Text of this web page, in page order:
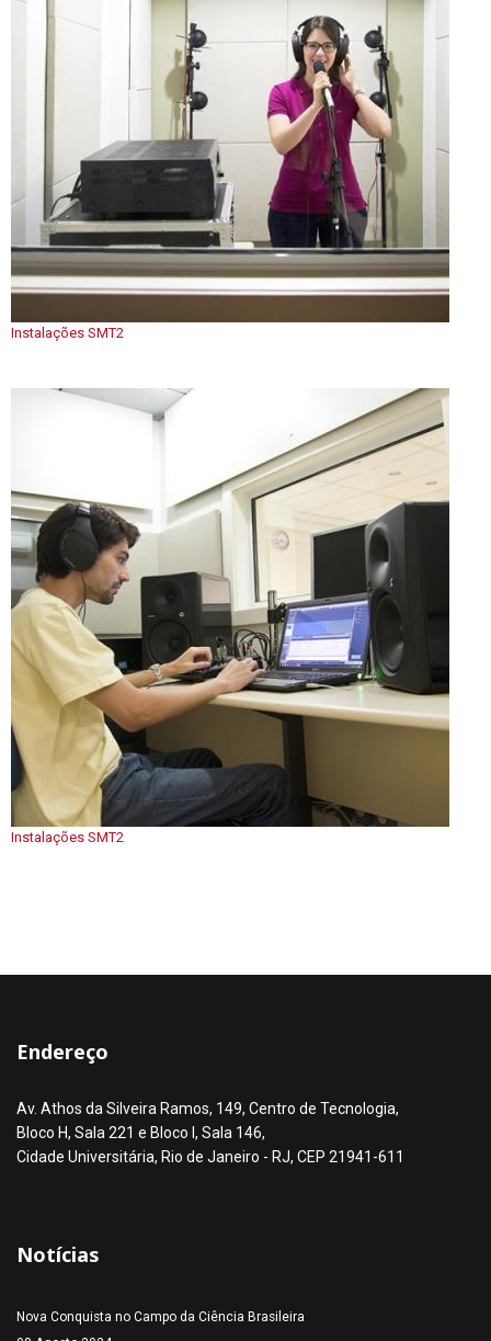
Instalações SMT2
Instalações SMT2
Endereço
Av. Athos da Silveira Ramos, 149, Centro de Tecnologia,
Bloco H, Sala 221 e Bloco I, Sala 146,
Cidade Universitária, Rio de Janeiro - RJ, CEP 21941-611
Notícias
Nova Conquista no Campo da Ciência Brasileira